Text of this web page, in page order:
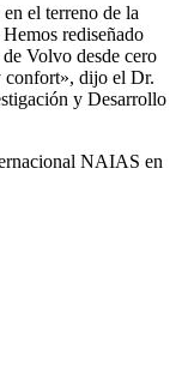
el terreno de la
rediseñado
Volvo desde cero
confort», dijo el Dr.
y Desarrollo
NAIAS en